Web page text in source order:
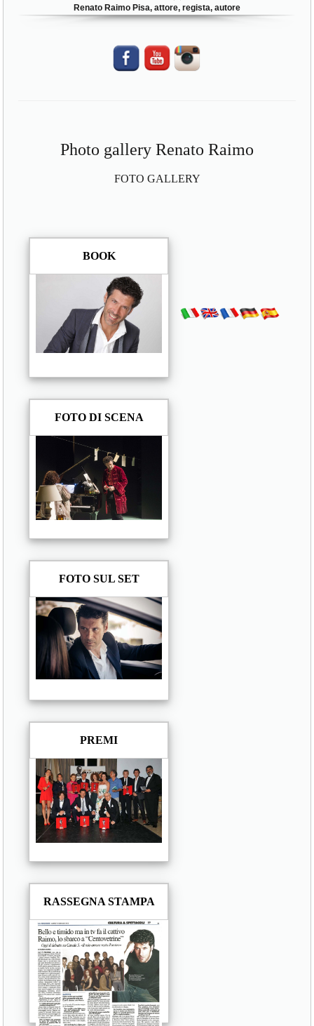
Renato Raimo Pisa, attore, regista, autore
Photo gallery Renato Raimo
FOTO GALLERY
BOOK
FOTO DI SCENA
FOTO SUL SET
PREMI
RASSEGNA STAMPA